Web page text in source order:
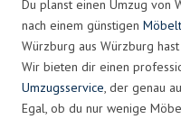
Du planst einen Umzug von
nach einem günstigen
Würzburg aus Würzburg
Wir bieten dir einen
Umzugsservice, der genau
Egal, ob du nur wenige